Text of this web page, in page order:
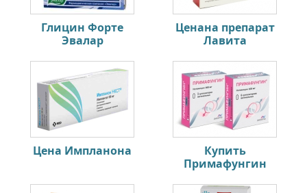
Глицин Форте
Эвалар
Ценана препарат
Лавита
Цена Импланона
Купить
Примафунгин